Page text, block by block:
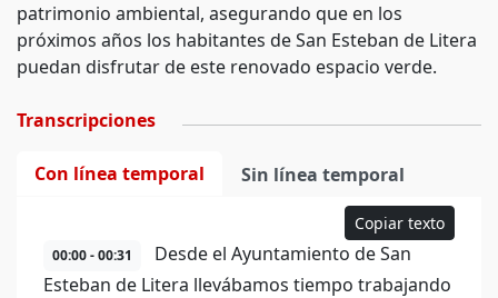
patrimonio ambiental, asegurando que en los
próximos años los habitantes de San Esteban de Litera
puedan disfrutar de este renovado espacio verde.
Transcripciones
Con línea temporal Sin línea temporal
Copiar texto
00:00 - 00:31
Desde el Ayuntamiento de San
Esteban de Litera llevábamos tiempo trabajando